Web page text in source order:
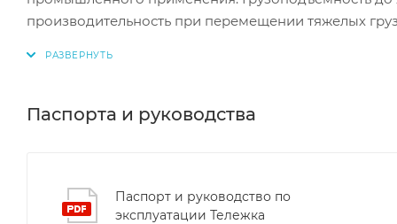
производительность при перемещении тяжелых
без подзарядки. Модель производится в Китае и
Паспорта и руководства
Паспорт и руководство по
эксплуатации Тележка